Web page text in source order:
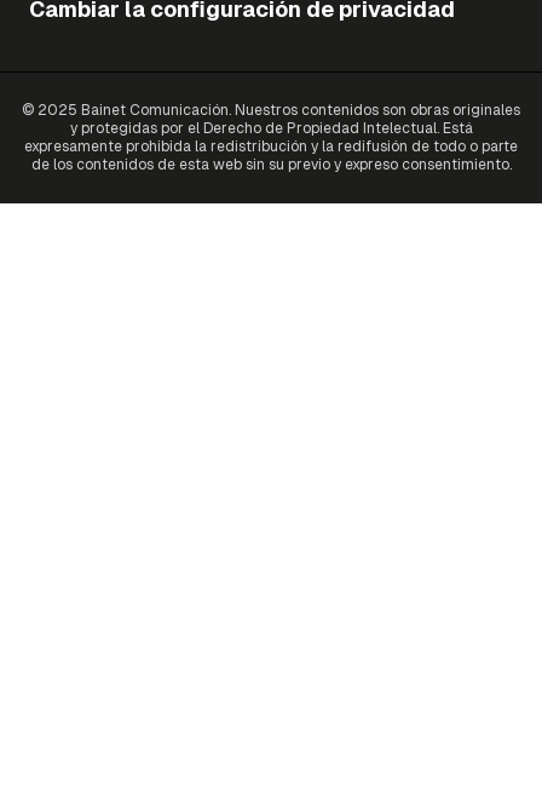
Cambiar la configuración de privacidad
© 2025 Bainet Comunicación. Nuestros contenidos son obras originales
y protegidas por el Derecho de Propiedad Intelectual. Está
expresamente prohibida la redistribución y la redifusión de todo o parte
de los contenidos de esta web sin su previo y expreso consentimiento.